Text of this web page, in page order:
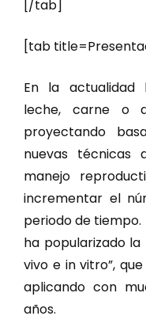
[/tab]
[tab
En la actualidad
leche, carne o
proyectando
nuevas técnicas
manejo
incrementar el
periodo de
ha popularizado la
vivo e in vitro”,
aplicando con
años.